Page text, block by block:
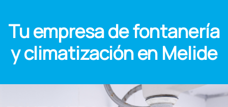
Tu empresa de fontanería
y climatización en Melide